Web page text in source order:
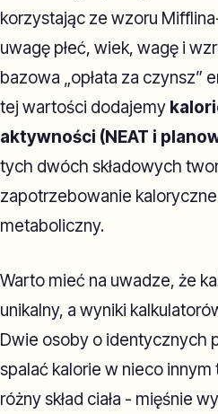
korzystając ze wzoru
uwagę płeć, wiek, wagę i
bazowa „opłata za czynsz”
tej wartości dodajemy
aktywności (NEAT i
tych dwóch składowych
zapotrzebowanie
metaboliczny.
Warto mieć na uwadze, że
unikalny, a wyniki
Dwie osoby o identycznych
spalać kalorie w nieco
różny skład ciała - mięśnie